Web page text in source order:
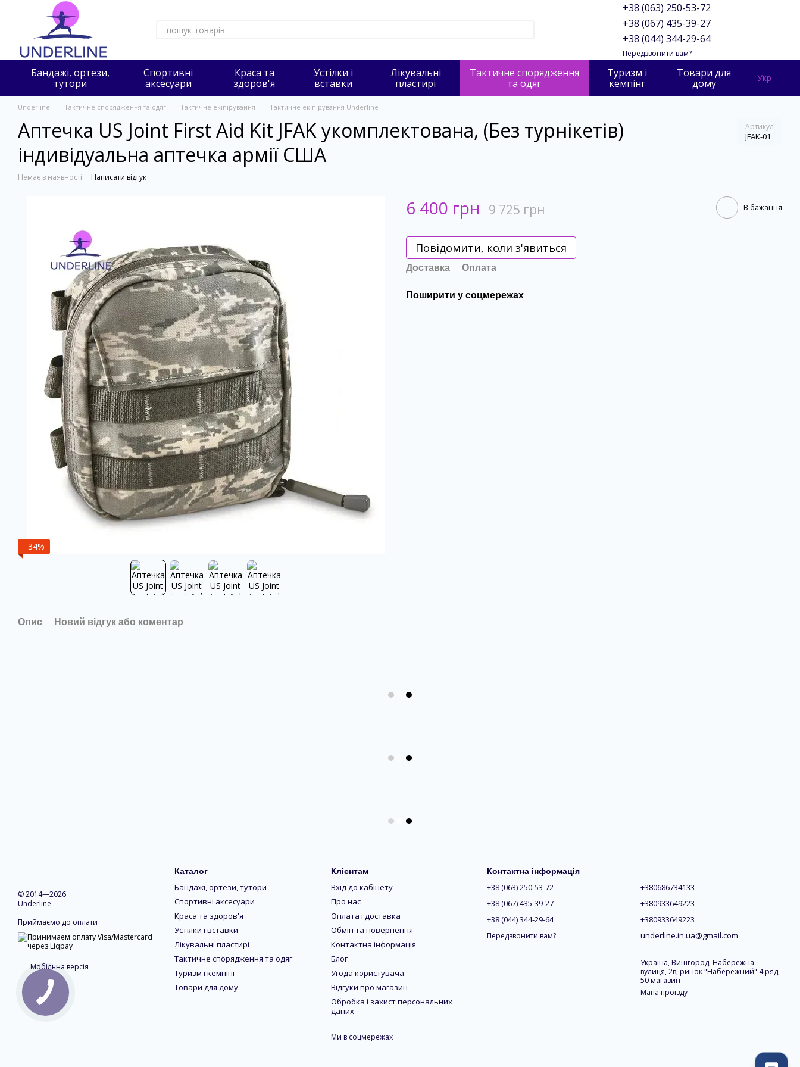
Перейти до основного контенту
+38 (063) 250-53-72
+38 (067) 435-39-27
+38 (044) 344-29-64
Передзвонити вам?
Бандажі, ортези,
тутори
Спортивні
аксесуари
Краса та
здоров'я
Устілки і
вставки
Лікувальні
пластирі
Тактичне спорядження
та одяг
Туризм і
кемпінг
Товари для
дому
Укр
Underline Тактичне спорядження та одяг Тактичне екіпірування Тактичне екіпірування Underline
Аптечка US Joint First Aid Kit JFAK укомплектована, (Без турнікетів)
індивідуальна аптечка армії США
Артикул
JFAK-01
Немає в наявності Написати відгук
−34%
Опис Новий відгук або коментар
6 400 грн 9 725 грн В бажання
Повідомити, коли з'явиться
Доставка Оплата
Поширити у соцмережах
© 2014—2026
Underline
Приймаємо до оплати
Мобільна версія
Каталог
Бандажі, ортези, тутори
Спортивні аксесуари
Краса та здоров'я
Устілки і вставки
Лікувальні пластирі
Тактичне спорядження та одяг
Туризм і кемпінг
Товари для дому
Клієнтам
Вхід до кабінету
Про нас
Оплата і доставка
Обмін та повернення
Контактна інформація
Блог
Угода користувача
Відгуки про магазин
Обробка і захист персональних
даних
Ми в соцмережах
Контактна інформація
+38 (063) 250-53-72
+38 (067) 435-39-27
+38 (044) 344-29-64
Передзвонити вам?
+380686734133
+380933649223
+380933649223
underline.in.ua@gmail.com
Україна, Вишгород, Набережна
вулиця, 2в, ринок "Набережний" 4 ряд,
50 магазин
Мапа проїзду